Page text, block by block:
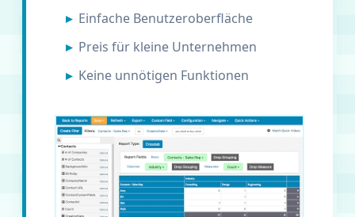
Einfache Benutzeroberfläche
Preis für kleine Unternehmen
Keine unnötigen Funktionen